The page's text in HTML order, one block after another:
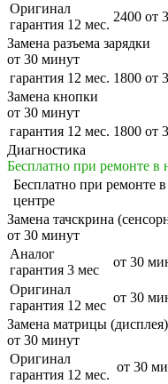
Оригинал
гарантия 12 мес.
2400 от
Замена разъема зарядки
от 30 минут
гарантия 12 мес. 1800 от
Замена кнопки
от 30 минут
гарантия 12 мес. 1800 от
Диагностика
Бесплатно при ремонте в
Бесплатно при ремонте
центре
Замена тачскрина
от 30 минут
Аналог
гарантия 3 мес
от 30
Оригинал
гарантия 12 мес
от 30
Замена матрицы (дисплея)
от 30 минут
Оригинал
гарантия 12 мес.
от 30